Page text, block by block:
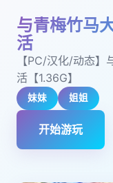
与青梅竹马
活
【PC/汉化/动态
活【1.36G】
妹妹 姐姐
开始游玩